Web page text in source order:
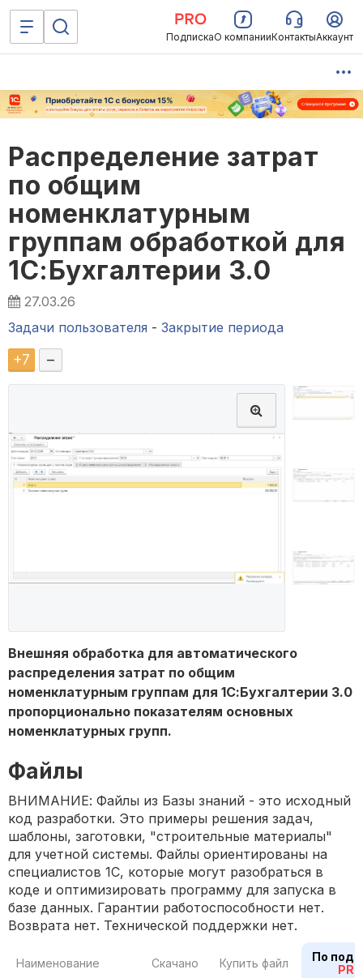
ПодпискаО компанииКонтактыАккаунт
Распределение затрат
по общим
номенклатурным
группам обработкой для
1С:Бухгалтерии 3.0
27.03.26
Задачи пользователя - Закрытие периода
+7 –
Внешняя обработка для автоматического
распределения затрат по общим
номенклатурным группам для 1С:Бухгалтерии 3.0
пропорционально показателям основных
номенклатурных групп.
Файлы
ВНИМАНИЕ: Файлы из Базы знаний - это исходный
код разработки. Это примеры решения задач,
шаблоны, заготовки, "строительные материалы"
для учетной системы. Файлы ориентированы на
специалистов 1С, которые могут разобраться в
коде и оптимизировать программу для запуска в
базе данных. Гарантии работоспособности нет.
Возврата нет. Технической поддержки нет.
Наименование Скачано Купить файл
По
PRO